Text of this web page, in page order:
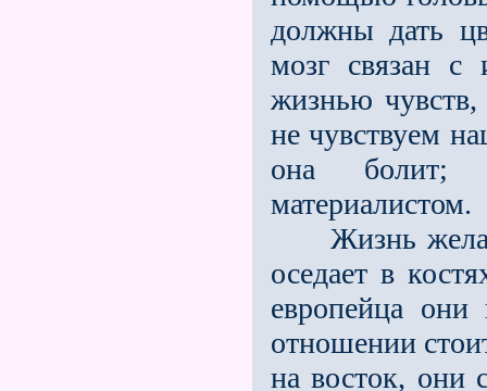
должны дать
мозг связан с
жизнью
не чувствуем
она болит;
материалистом.
Жизнь
оседает в
европейца
отношении
на восток, они